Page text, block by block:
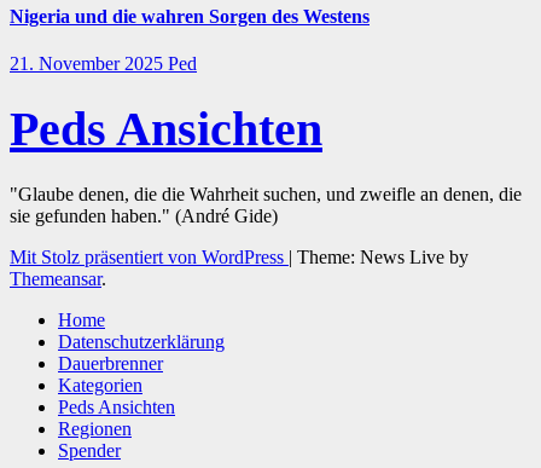
Nigeria und die wahren Sorgen des Westens
21. November 2025 Ped
Peds Ansichten
"Glaube denen, die die Wahrheit suchen, und zweifle an denen, die
sie gefunden haben." (André Gide)
Mit Stolz präsentiert von WordPress | Theme: News Live by
Themeansar.
Home
Datenschutzerklärung
Dauerbrenner
Kategorien
Peds Ansichten
Regionen
Spender